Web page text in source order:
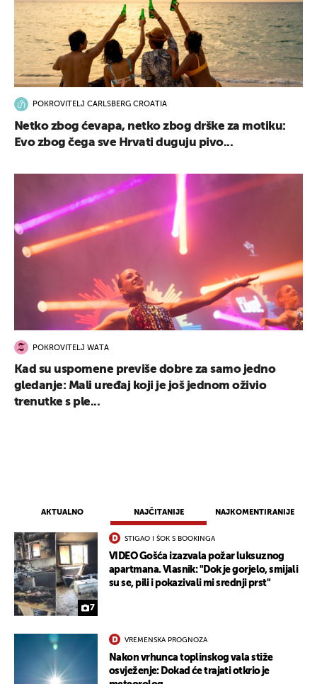
AKTUALNO NAJČITANIJE NAJKOMENTIRANIJE
7
STIGAO I ŠOK S BOOKINGA
VIDEO Gošća izazvala požar luksuznog
apartmana. Vlasnik: "Dok je gorjelo, smijali
su se, pili i pokazivali mi srednji prst"
VREMENSKA PROGNOZA
Nakon vrhunca toplinskog vala stiže
osvježenje: Dokad će trajati otkrio je
POKROVITELJ CARLSBERG CROATIA
Netko zbog ćevapa, netko zbog drške za motiku:
Evo zbog čega sve Hrvati duguju pivo...
POKROVITELJ WATA
Kad su uspomene previše dobre za samo jedno
gledanje: Mali uređaj koji je još jednom oživio
trenutke s ple...